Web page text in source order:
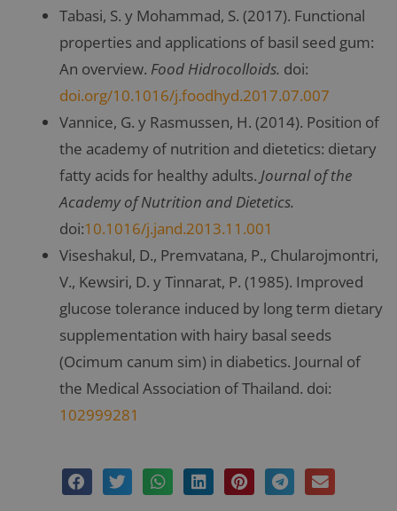
Tabasi, S. y Mohammad, S. (2017). Functional
properties and applications of basil seed gum:
An overview. Food Hidrocolloids. doi:
doi.org/10.1016/j.foodhyd.2017.07.007
Vannice, G. y Rasmussen, H. (2014). Position of
the academy of nutrition and dietetics: dietary
fatty acids for healthy adults. Journal of the
Academy of Nutrition and Dietetics.
doi:10.1016/j.jand.2013.11.001
Viseshakul, D., Premvatana, P., Chularojmontri,
V., Kewsiri, D. y Tinnarat, P. (1985). Improved
glucose tolerance induced by long term dietary
supplementation with hairy basal seeds
(Ocimum canum sim) in diabetics. Journal of
the Medical Association of Thailand. doi:
102999281